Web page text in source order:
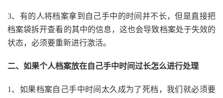
3、有的人将档案拿到自己手中的时间并不长，但是直接把
档案袋拆开查看的其中的信息，这也会导致档案处于失效的
状态，必须要重新进行激活。
二、如果个人档案放在自己手中时间过长怎么进行处理
1、如果档案自己手中时间太久成为了死档，我们就必须要